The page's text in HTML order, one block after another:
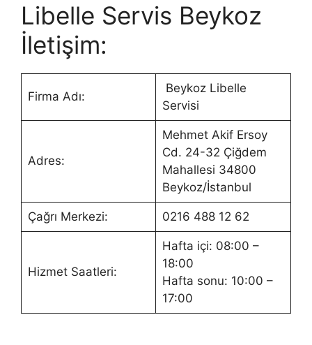
Libelle Servis Beykoz
İletişim:
Firma Adı:
Beykoz Libelle
Servisi
Adres:
Mehmet Akif Ersoy
Cd. 24-32 Çiğdem
Mahallesi 34800
Beykoz/İstanbul
Çağrı Merkezi: 0216 488 12 62
Hizmet Saatleri:
Hafta içi: 08:00 –
18:00
Hafta sonu: 10:00 –
17:00